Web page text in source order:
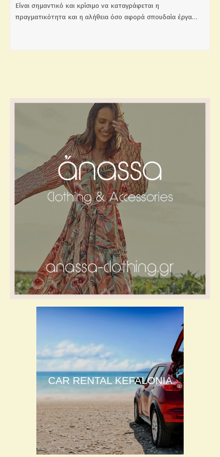
Είναι σημαντικό και κρίσιμο να καταγράφεται η
πραγματικότητα και η αλήθεια όσο αφορά σπουδαία έργα…
CAR RENTAL KEFALONIA